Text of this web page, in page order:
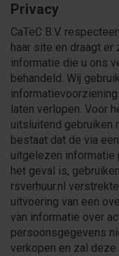
Privacy
CaTeC B.V.
haar site en draagt
informatie die u ons
behandeld. Wij
laten verlopen. Voor
uitsluitend gebruiken
bestaat dat de via
uitgelezen informatie
het geval is,
rsverhuur.nl
uitvoering van een
van informatie over
persoonsgegevens
verkopen en zal